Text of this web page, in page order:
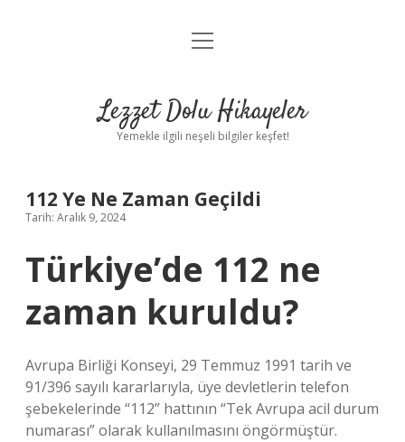
Anasayfa
Yasal Uyarı
menüyü
Lezzet Dolu Hikayeler
Yemekle ilgili neşeli bilgiler keşfet!
112 Ye Ne Zaman Geçildi
Tarih: Aralık 9, 2024
Türkiye’de 112 ne
zaman kuruldu?
Avrupa Birliği Konseyi, 29 Temmuz 1991 tarih ve
91/396 sayılı kararlarıyla, üye devletlerin telefon
şebekelerinde “112” hattının “Tek Avrupa acil durum
numarası” olarak kullanılmasını öngörmüştür.